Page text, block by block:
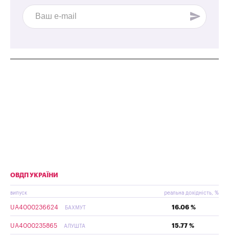
ОВДП УКРАЇНИ
випуск реальна дохідність, %
UA4000236624 БАХМУТ 16.06 %
UA4000235865 АЛУШТА 15.77 %